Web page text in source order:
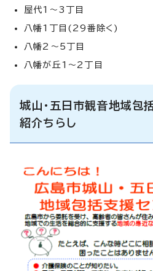
屋代1～3丁目
八幡1丁目(29番除く)
八幡2～5丁目
八幡が丘1～2丁目
城山・五日市観音地域包
紹介ちらし